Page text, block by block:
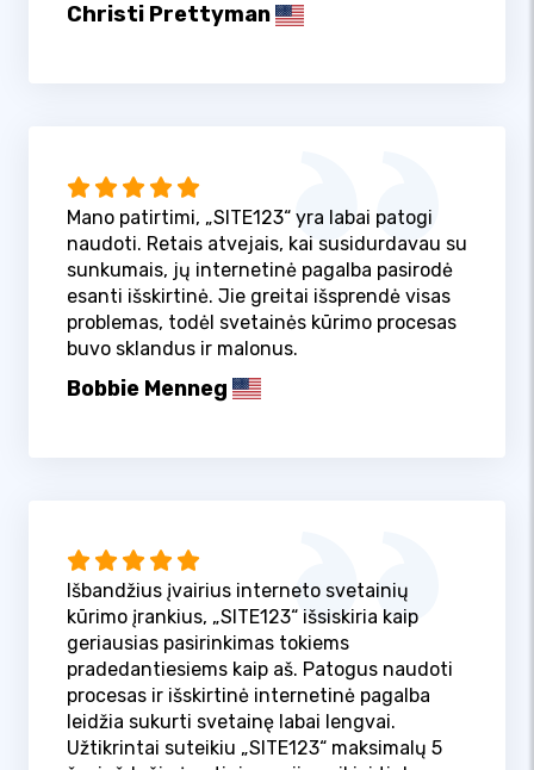
Christi Prettyman
Mano patirtimi, „SITE123“ yra labai patogi
naudoti. Retais atvejais, kai susidurdavau su
sunkumais, jų internetinė pagalba pasirodė
esanti išskirtinė. Jie greitai išsprendė visas
problemas, todėl svetainės kūrimo procesas
buvo sklandus ir malonus.
Bobbie Menneg
Išbandžius įvairius interneto svetainių
kūrimo įrankius, „SITE123“ išsiskiria kaip
geriausias pasirinkimas tokiems
pradedantiesiems kaip aš. Patogus naudoti
procesas ir išskirtinė internetinė pagalba
leidžia sukurti svetainę labai lengvai.
Užtikrintai suteikiu „SITE123“ maksimalų 5